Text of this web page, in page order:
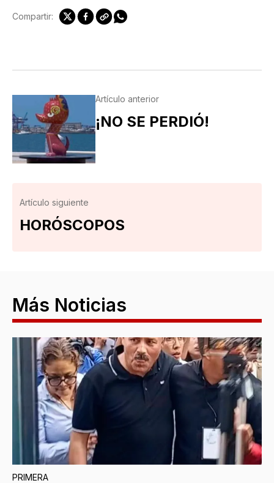
Compartir:
Artículo anterior
¡NO SE PERDIÓ!
Artículo siguiente
HORÓSCOPOS
Más Noticias
PRIMERA